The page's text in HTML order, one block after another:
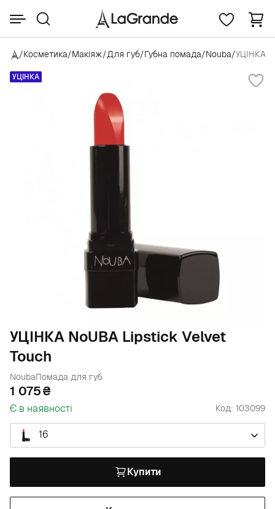
/Косметика/Макіяж/Для губ/Губна помада/Nouba/УЦІНКА
УЦІНКА
УЦІНКА NoUBA Lipstick Velvet
Touch
NoubaПомада для губ
1 075
Є в наявності Код: 103099
16
Купити